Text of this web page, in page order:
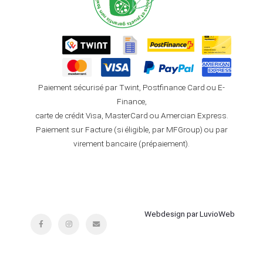
Paiement sécurisé par Twint, Postfinance Card ou E-
Finance,
carte de crédit Visa, MasterCard ou Amercian Express.
Paiement sur Facture (si éligible, par MFGroup) ou par
virement bancaire (prépaiement).
Webdesign par LuvioWeb